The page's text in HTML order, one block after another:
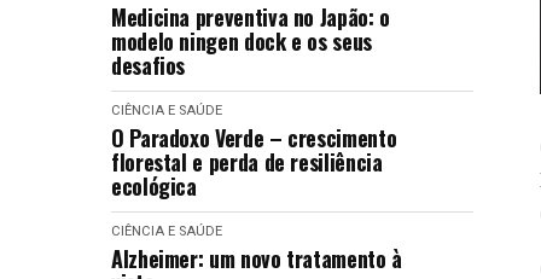
Medicina preventiva no Japão: o
modelo ningen dock e os seus
desafios
CIÊNCIA E SAÚDE
O Paradoxo Verde – crescimento
florestal e perda de resiliência
ecológica
CIÊNCIA E SAÚDE
Alzheimer: um novo tratamento à